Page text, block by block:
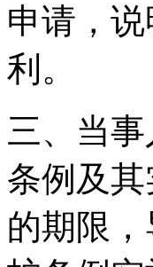
申请，
利。
三、当
条例及
的期限